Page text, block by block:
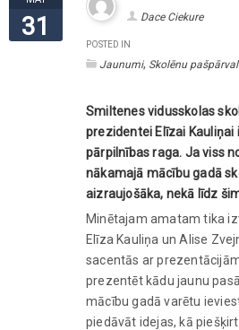
31 Dace Ciekure
POSTED IN
Jaunumi, Skolēnu
Smiltenes vidusskolas
prezidentei Elīzai Kauliņai
pārpilnības raga. Ja viss
nākamajā mācību gadā
aizraujošāka, nekā līdz
Minētajam amatam tika
Elīza Kauliņa un Alise
sacentās ar
prezentēt kādu jaunu
mācību gadā varētu
piedāvāt idejas, kā